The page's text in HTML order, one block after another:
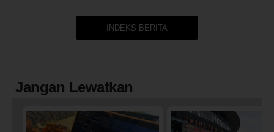
INDEKS BERITA
Jangan Lewatkan